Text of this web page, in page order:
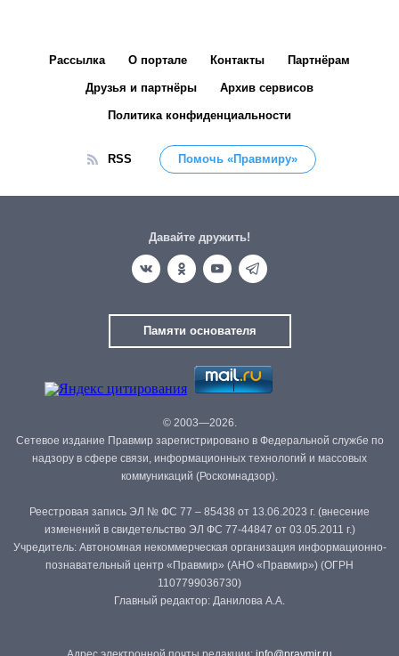
Рассылка О портале Контакты Партнёрам
Друзья и партнёры Архив сервисов
Политика конфиденциальности
RSS Помочь «Правмиру»
Давайте дружить!
Памяти основателя
© 2003—2026.
Сетевое издание Правмир зарегистрировано в Федеральной службе по
надзору в сфере связи, информационных технологий и массовых
коммуникаций (Роскомнадзор).
Реестровая запись ЭЛ № ФС 77 – 85438 от 13.06.2023 г. (внесение
изменений в свидетельство ЭЛ ФС 77-44847 от 03.05.2011 г.)
Учредитель: Автономная некоммерческая организация информационно-
познавательный центр «Правмир» (АНО «Правмир») (ОГРН
1107799036730)
Главный редактор: Данилова А.А.